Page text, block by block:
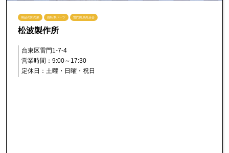
用品の卸売業 自転車パーツ 雷門田原商店会
松波製作所
台東区雷門1-7-4
営業時間：9:00～17:30
定休日：土曜・日曜・祝日